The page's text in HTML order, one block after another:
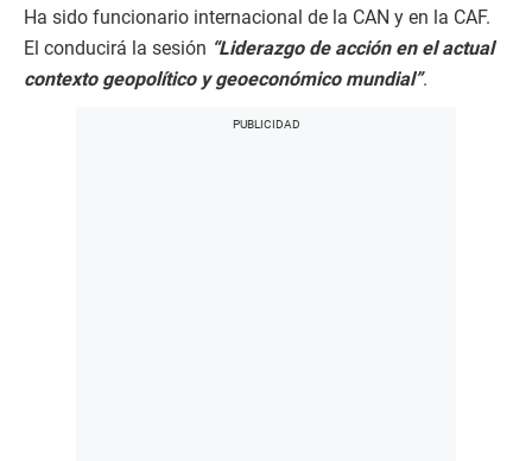
Ha sido funcionario internacional de la CAN y en la CAF.
El conducirá la sesión “Liderazgo de acción en el actual
contexto geopolítico y geoeconómico mundial”.